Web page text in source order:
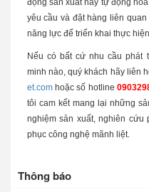
yêu cầu và đặt hàng liên
năng lực để triển khai thực hiện.
Nếu có bất cứ nhu cầu phát
minh nào, quý khách hãy liên
et.comhoặc số hotline
tôi cam kết mang lại những
nghiệm sản xuất, nghiên cứu
phục công nghệ mãnh liệt.
Thông báo